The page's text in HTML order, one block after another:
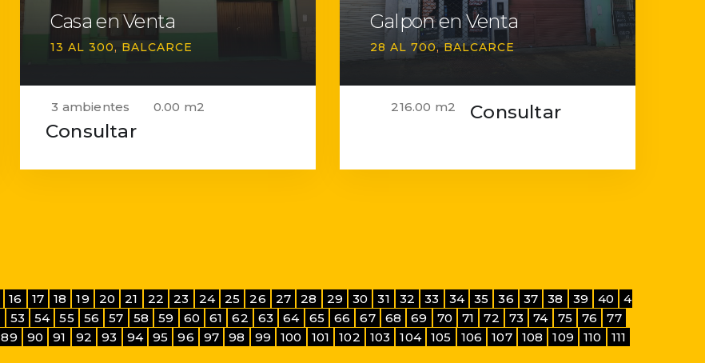
Casa en Venta
13 AL 300 BALCARCE
3 ambientes 0.00 m2
Consultar
Galpon en Venta
28 AL 700 BALCARCE
216.00 m2 Consultar
16 17 18 19 20 21 22 23 24 25 26 27 28 29 30 31 32 33 34 35 36 37 38 39 40
4
53 54 55 56 57 58 59 60 61 62 63 64 65 66 67 68 69 70 71 72 73 74 75 76
77
89 90 91 92 93 94 95 96 97 98 99 100 101 102 103 104 105 106 107 108 109 110
111